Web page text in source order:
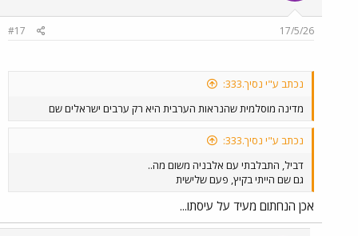
ת
ך
17/5/26
#17
נכתב ע"י נסיך.333:
מדינה מוסלמית שהנראות הערבית היא רק ערבים ישראלים שם
נכתב ע"י נסיך.333:
דביל, התבלבתי עם אלבניה משום מה..
גם שם הייתי בקיץ, פעם שלישית
אכן הנחתום מעיד על עיסתו...